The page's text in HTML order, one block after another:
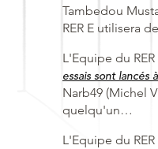
Tambedou
RER E utilisera
L'Equipe du RER
essais sont lancés
Narb49 (Michel
quelqu'un…
L'Equipe du RER